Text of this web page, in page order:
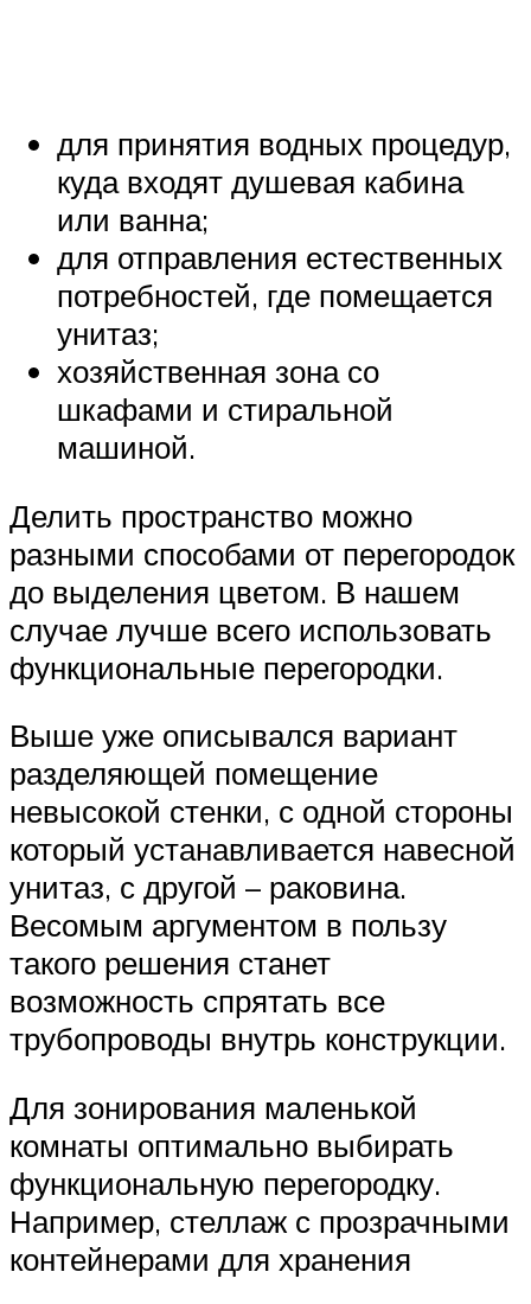
для принятия водных процедур,
куда входят душевая кабина
или ванна;
для отправления естественных
потребностей, где помещается
унитаз;
хозяйственная зона со
шкафами и стиральной
машиной.
Делить пространство можно
разными способами от перегородок
до выделения цветом. В нашем
случае лучше всего использовать
функциональные перегородки.
Выше уже описывался вариант
разделяющей помещение
невысокой стенки, с одной стороны
который устанавливается навесной
унитаз, с другой – раковина.
Весомым аргументом в пользу
такого решения станет
возможность спрятать все
трубопроводы внутрь конструкции.
Для зонирования маленькой
комнаты оптимально выбирать
функциональную перегородку.
Например, стеллаж с прозрачными
контейнерами для хранения